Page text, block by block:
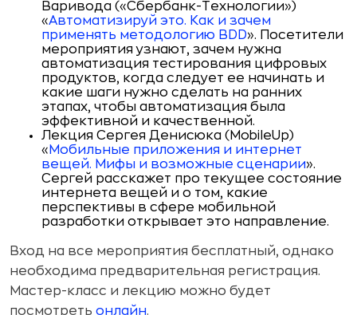
Варивода («Сбербанк-Технологии»)
«Автоматизируй это. Как и зачем
применять методологию BDD». Посетители
мероприятия узнают, зачем нужна
автоматизация тестирования цифровых
продуктов, когда следует ее начинать и
какие шаги нужно сделать на ранних
этапах, чтобы автоматизация была
эффективной и качественной.
Лекция Сергея Денисюка (MobileUp)
« Мобильные приложения и интернет
вещей. Мифы и возможные сценарии».
Сергей расскажет про текущее состояние
интернета вещей и о том, какие
перспективы в сфере мобильной
разработки открывает это направление.
Вход на все мероприятия бесплатный, однако
необходима предварительная регистрация.
Мастер-класс и лекцию можно будет
посмотреть онлайн.